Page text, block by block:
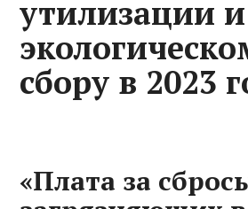
утилизации и
сбору в 2023
«Плата за